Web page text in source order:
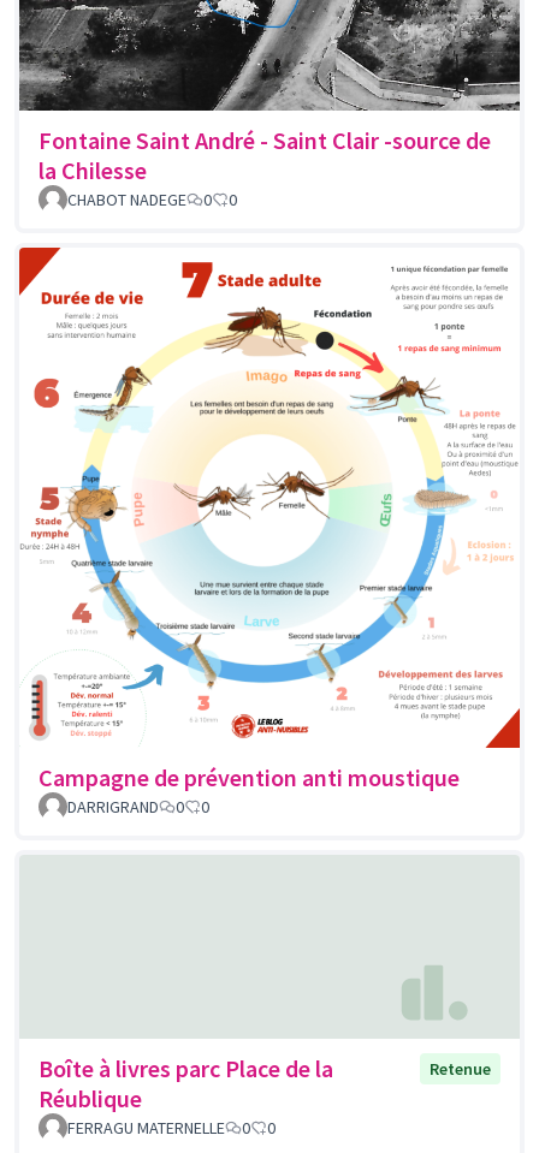
Fontaine Saint André - Saint Clair -source de
la Chilesse
CHABOT NADEGE 0 0
Campagne de prévention anti moustique
DARRIGRAND 0 0
Boîte à livres parc Place de la
Réublique
Retenue
FERRAGU MATERNELLE 0 0